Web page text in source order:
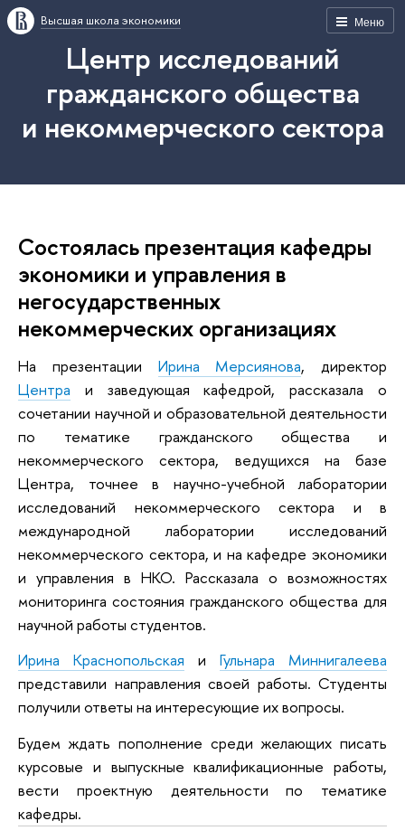
Меню
Высшая школа экономики
Центр исследований
гражданского общества
и некоммерческого сектора
Состоялась презентация кафедры
экономики и управления в
негосударственных
некоммерческих организациях
На презентации Ирина Мерсиянова, директор
Центра и заведующая кафедрой, рассказала о
сочетании научной и образовательной деятельности
по тематике гражданского общества и
некоммерческого сектора, ведущихся на базе
Центра, точнее в научно-учебной лаборатории
исследований некоммерческого сектора и в
международной лаборатории исследований
некоммерческого сектора, и на кафедре экономики
и управления в НКО. Рассказала о возможностях
мониторинга состояния гражданского общества для
научной работы студентов.
Ирина Краснопольская и Гульнара Миннигалеева
представили направления своей работы. Студенты
получили ответы на интересующие их вопросы.
Будем ждать пополнение среди желающих писать
курсовые и выпускные квалификационные работы,
вести проектную деятельности по тематике
кафедры.